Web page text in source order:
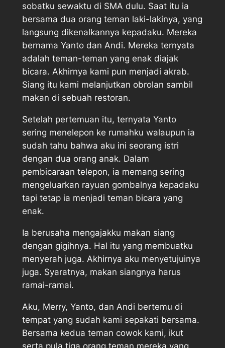
sobatku sewaktu di SMA dulu. Saat itu ia
bersama dua orang teman laki-lakinya, yang
langsung dikenalkannya kepadaku. Mereka
bernama Yanto dan Andi. Mereka ternyata
adalah teman-teman yang enak diajak
bicara. Akhirnya kami pun menjadi akrab.
Siang itu kami melanjutkan obrolan sambil
makan di sebuah restoran.
Setelah pertemuan itu, ternyata Yanto
sering menelepon ke rumahku walaupun ia
sudah tahu bahwa aku ini seorang istri
dengan dua orang anak. Dalam
pembicaraan telepon, ia memang sering
mengeluarkan rayuan gombalnya kepadaku
tapi tetap ia menjadi teman bicara yang
enak.
Ia berusaha mengajakku makan siang
dengan gigihnya. Hal itu yang membuatku
menyerah juga. Akhirnya aku menyetujuinya
juga. Syaratnya, makan siangnya harus
ramai-ramai.
Aku, Merry, Yanto, dan Andi bertemu di
tempat yang sudah kami sepakati bersama.
Bersama kedua teman cowok kami, ikut
serta pula tiga orang teman mereka yang